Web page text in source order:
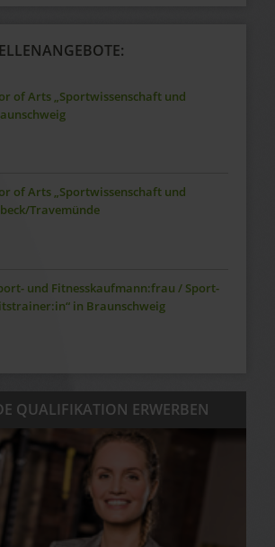
of Arts „Sportwissenschaft und
of Arts „Sportwissenschaft und
Travemünde
und Fitnesskaufmann:frau / Sport-
in Braunschweig
QUALIFIKATION ERWERBEN